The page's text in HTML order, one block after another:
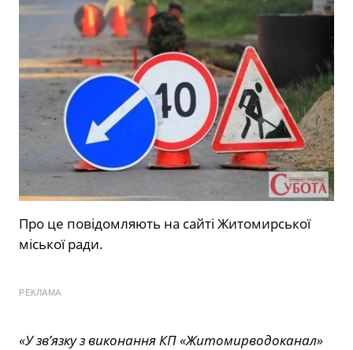
Про це повідомляють на сайті Житомирської
міської ради.
РЕКЛАМА
«У зв’язку з виконання КП «Житомирводоканал»